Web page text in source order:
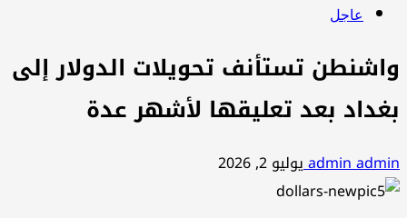
عاجل
واشنطن تستأنف تحويلات الدولار إلى
بغداد بعد تعليقها لأشهر عدة
admin adminيوليو 2, 2026